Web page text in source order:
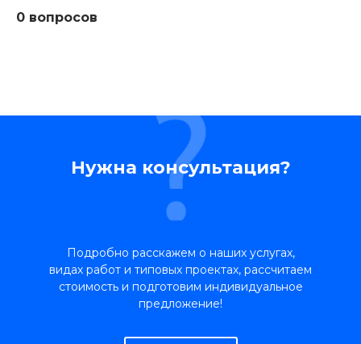
0 вопросов
Нужна консультация?
Подробно расскажем о наших услугах,
видах работ и типовых проектах, рассчитаем
стоимость и подготовим индивидуальное
предложение!